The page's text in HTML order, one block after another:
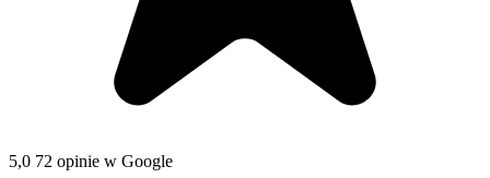
5,0 72 opinie w Google